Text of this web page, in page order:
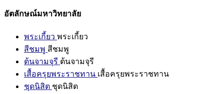
อัตลักษณ์มหาวิทยาลัย
พระเกี้ยว พระเกี้ยว
สีชมพู สีชมพู
ต้นจามจุรี ต้นจามจุรี
เสื้อครุยพระราชทาน เสื้อครุยพระราชทาน
ชุดนิสิต ชุดนิสิต